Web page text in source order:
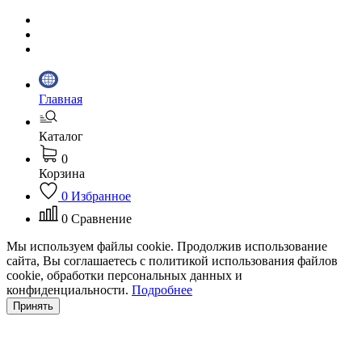
Главная
Каталог
0
Корзина
0 Избранное
0 Сравнение
Мы используем файлы cookie. Продолжив использование
сайта, Вы соглашаетесь с политикой использования файлов
cookie, обработки персональных данных и
конфиденциальности. Подробнее
Принять